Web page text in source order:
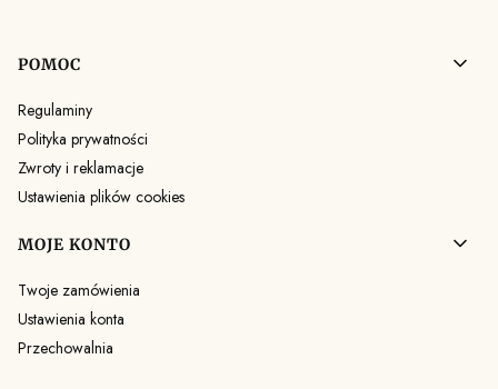
Linki w stopce
POMOC
Regulaminy
Polityka prywatności
Zwroty i reklamacje
Ustawienia plików cookies
MOJE KONTO
Twoje zamówienia
Ustawienia konta
Przechowalnia